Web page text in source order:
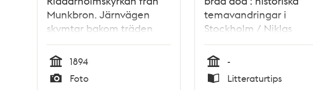
Munkbron. Järnvägen
skymtar bakom träden
Tid
1894
Foto
temavandringar i
Stockholm / Niklas
Ericsson
Tid
-
Litteraturtips